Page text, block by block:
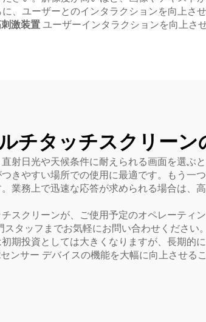
、ユーザーとのインタラクションを向上さ
激装置ユーザーインタラクションを向上さ
チタッチスクリーン
射日光や天候条件に耐えられる画面を選ぶ
きやすい場所での使用に最適です。もう一
業務上で迅速な応答が求められる場合は、
スクリーンが、ご使用予定のオペレーティ
タッフまでお気軽にお問い合わせください
期投資としては大きくなりますが、長期的
ンサー デバイスの機能を大幅に向上させる